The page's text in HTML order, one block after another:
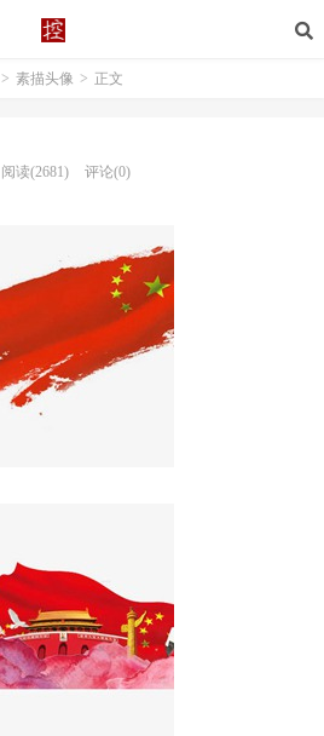
> 素描头像 > 正文
阅读(2681) 评论(0)